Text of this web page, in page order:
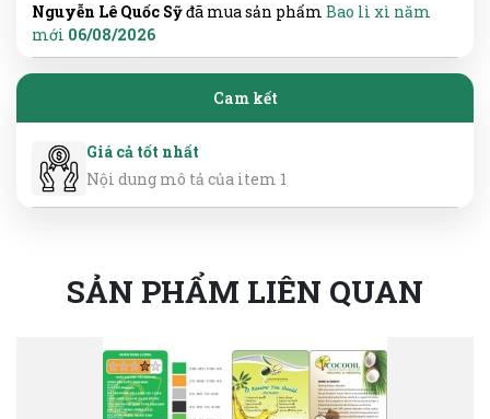
Nguyễn Lê Quốc Sỹđã mua sản phẩm Bao lì xì năm
mới 06/08/2026
Cam kết
Giá cả tốt nhất
Nội dung mô tả của item 1
SẢN PHẨM LIÊN QUAN